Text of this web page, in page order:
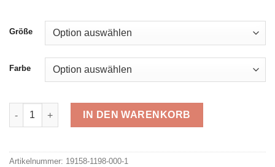
Größe
Farbe
Speidel BH Hemd 1198-000 Menge
IN DEN WARENKORB
Artikelnummer: 19158-1198-000-1